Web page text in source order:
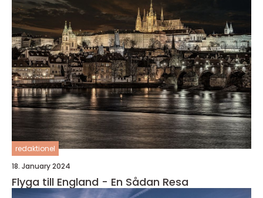
redaktionel
18. January 2024
Flyga till England - En Sådan Resa